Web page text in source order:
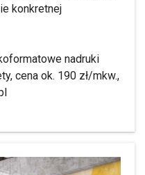
konkretnej
nadruki
cena ok. 190 zł/mkw.,